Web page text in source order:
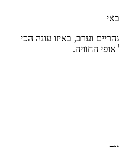
וערב, באיזו עונה הכי
החוויה.